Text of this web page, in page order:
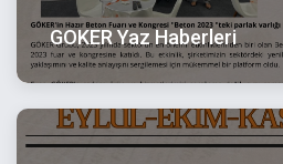
GOKER Yaz Haberleri